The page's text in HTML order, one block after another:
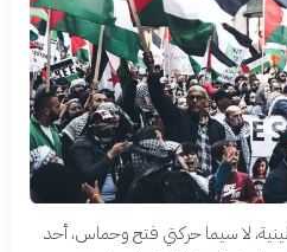
لا سيما حركتي فتح وحماس، أحد